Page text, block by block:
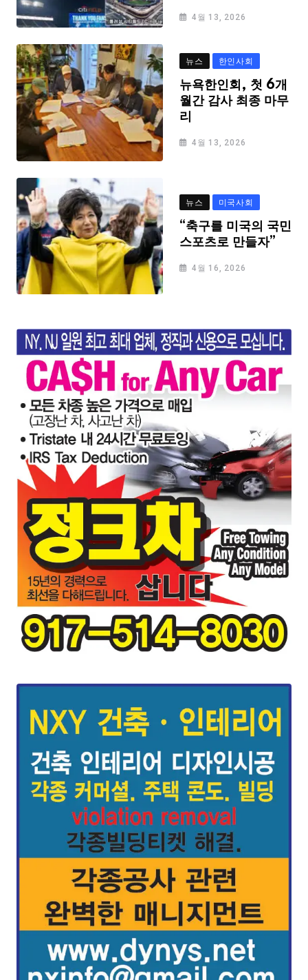
4월 13, 2026
뉴스 한인사회
뉴욕한인회, 첫 6개
월간 감사 최종 마무
리
4월 13, 2026
뉴스 미국사회
“축구를 미국의 국민
스포츠로 만들자”
4월 16, 2026